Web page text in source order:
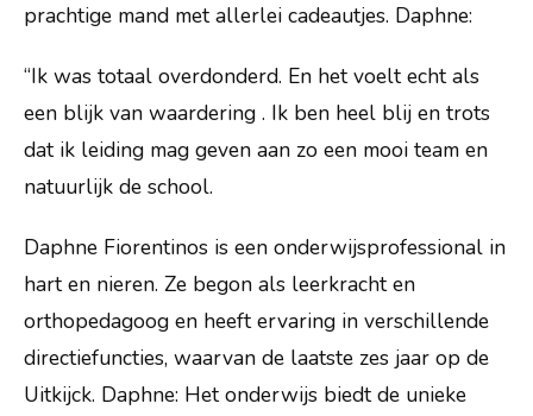
prachtige mand met allerlei cadeautjes. Daphne:
“Ik was totaal overdonderd. En het voelt echt als
een blijk van waardering . Ik ben heel blij en trots
dat ik leiding mag geven aan zo een mooi team en
natuurlijk de school.
Daphne Fiorentinos is een onderwijsprofessional in
hart en nieren. Ze begon als leerkracht en
orthopedagoog en heeft ervaring in verschillende
directiefuncties, waarvan de laatste zes jaar op de
Uitkijck. Daphne: Het onderwijs biedt de unieke